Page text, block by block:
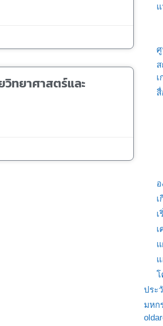
ทยาศาสตร์และ
ประ
มหก